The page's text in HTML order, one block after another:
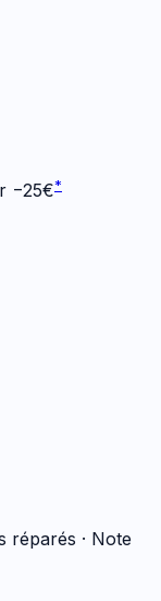
−25€*
réparés · Note